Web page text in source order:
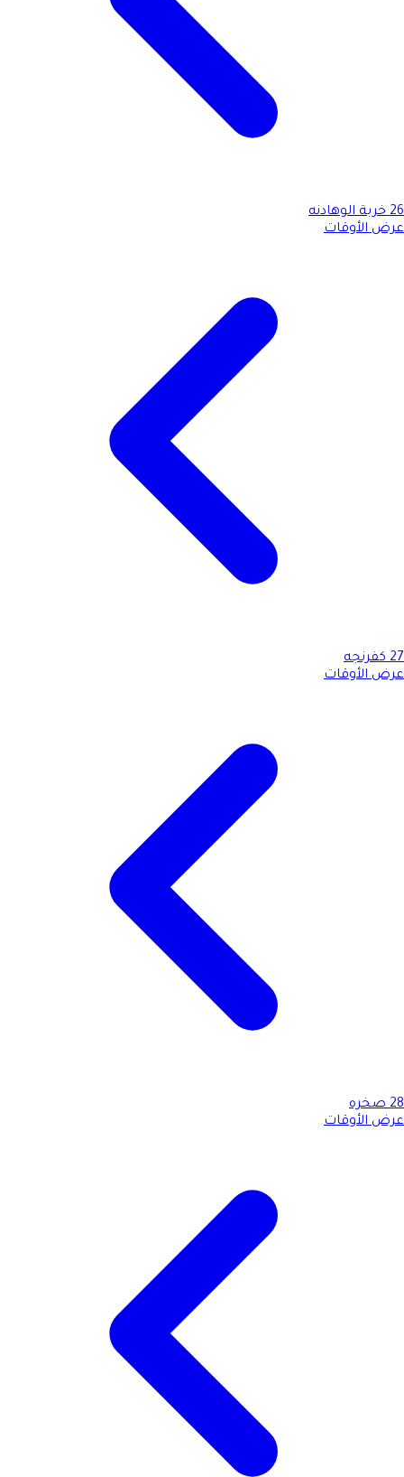
26 خربة الوهادنه
عرض الأوقات
27 كفرنجه
عرض الأوقات
28 صخره
عرض الأوقات